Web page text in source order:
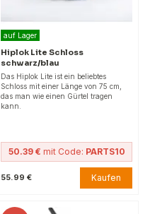
auf Lager
Hiplok Lite Schloss
schwarz/blau
Das Hiplok Lite ist ein beliebtes
Schloss mit einer Länge von 75 cm,
das man wie einen Gürtel tragen
kann.
50.39 € mit Code: PARTS10
55.99 € Kaufen